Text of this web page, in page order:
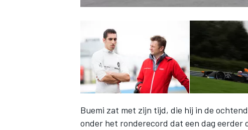
WEC DTM
Buemi zat met zijn tijd, die hij in de
onder het ronderecord dat een dag eerder